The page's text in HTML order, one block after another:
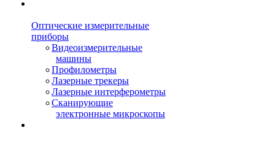
Оптические измерительные
приборы
Видеоизмерительные
машины
Профилометры
Лазерные трекеры
Лазерные интерферометры
Сканирующие
электронные микроскопы